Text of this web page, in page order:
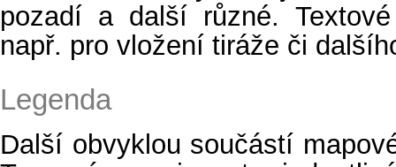
pozadí a další různé.
např. pro vložení tiráže či
Legenda
Další obvyklou součástí